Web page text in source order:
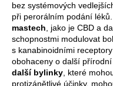
bez systémových
při perorálním podání léků.
mastech, jako je CBD a
schopnostmi modulovat
s kanabinoidními
obohaceny o další
další bylinky, které
protizánětlivé účinky,